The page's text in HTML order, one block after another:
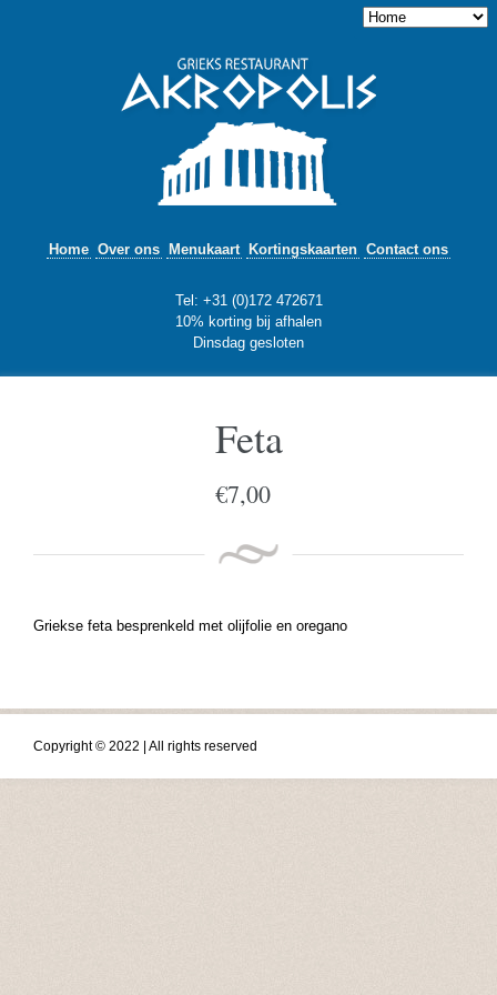
Home Over ons Menukaart Kortingskaarten Contact ons
Tel: +31 (0)172 472671
10% korting bij afhalen
Dinsdag gesloten
Feta
€7,00
Griekse feta besprenkeld met olijfolie en oregano
Copyright © 2022 | All rights reserved